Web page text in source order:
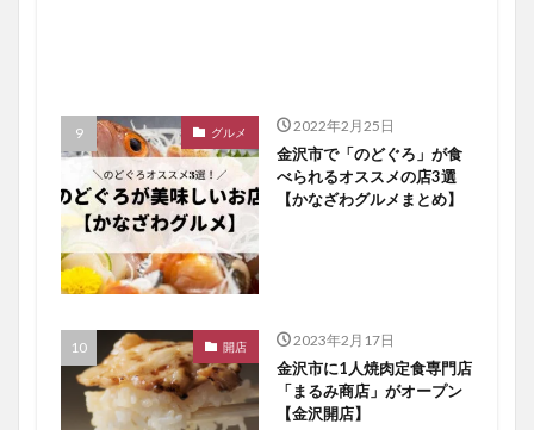
グルメ 2022年2月25日
金沢市で「のどぐろ」が食
べられるオススメの店3選
【かなざわグルメまとめ】
開店 2023年2月17日
金沢市に1人焼肉定食専門店
「まるみ商店」がオープン
【金沢開店】